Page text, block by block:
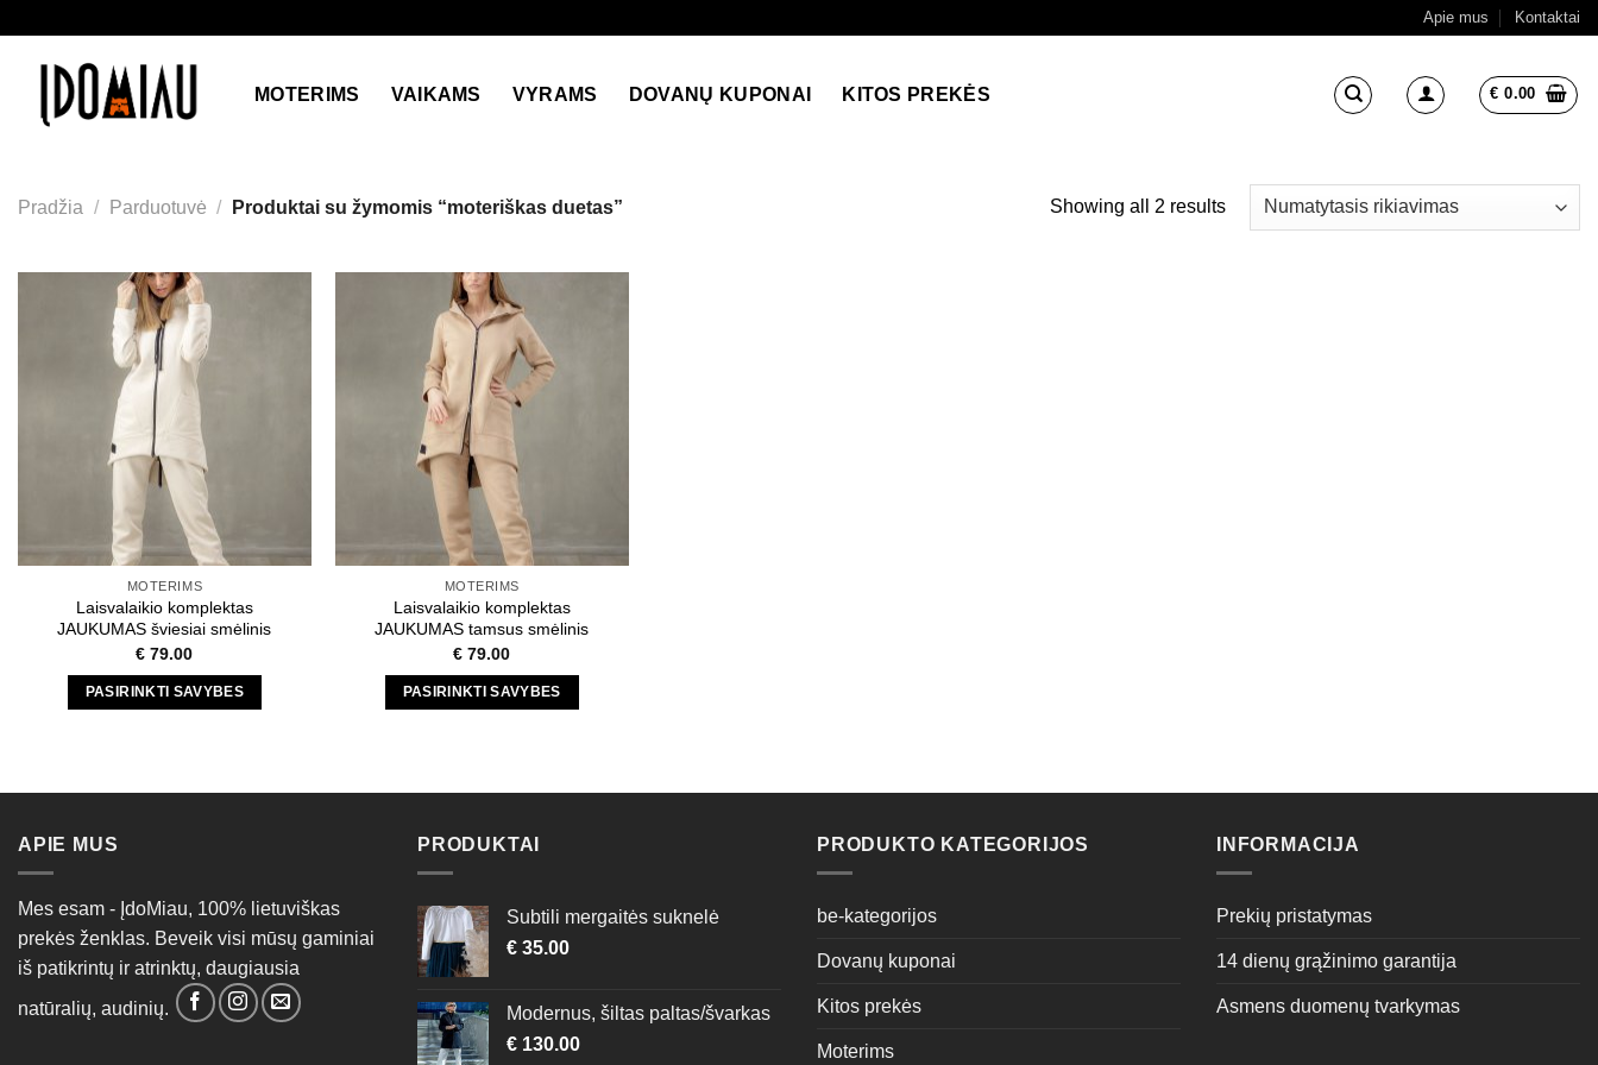
content
Apie mus Kontaktai
MOTERIMS VAIKAMS VYRAMS DOVANŲ KUPONAI KITOS PREKĖS € 0.00
Pradžia / Parduotuvė / Produktai su žymomis “moteriškas duetas” Showing all 2 results
MOTERIMS
Laisvalaikio komplektas
JAUKUMAS šviesiai smėlinis
€ 79.00
PASIRINKTI SAVYBES
may
be
chosen
on
the
MOTERIMS
Laisvalaikio komplektas
JAUKUMAS tamsus smėlinis
€ 79.00
PASIRINKTI SAVYBES
may
be
chosen
the
product
APIE MUS
Mes esam - ĮdoMiau, 100% lietuviškas
prekės ženklas. Beveik visi mūsų gaminiai
iš patikrintų ir atrinktų, daugiausia
natūralių, audinių.
PRODUKTAI
Subtili mergaitės suknelė
€ 35.00
Modernus, šiltas paltas/švarkas
€ 130.00
PRODUKTO KATEGORIJOS
be-kategorijos
Dovanų kuponai
Kitos prekės
Moterims
INFORMACIJA
Prekių pristatymas
14 dienų grąžinimo garantija
Asmens duomenų tvarkymas